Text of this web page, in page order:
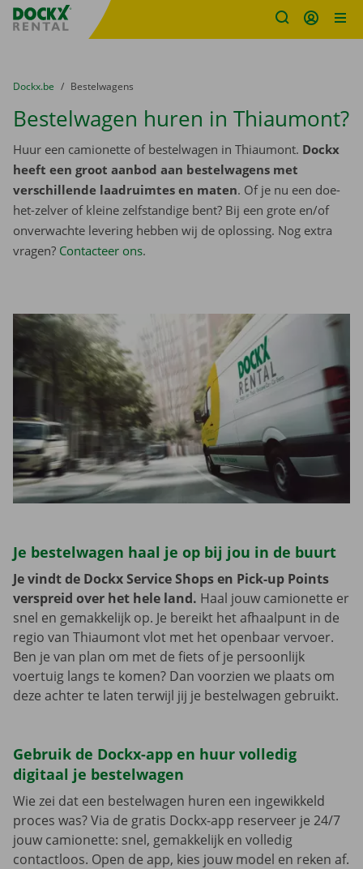
Fratello DEMO
U bevindt zich hier:
van
Dockx.be naar
Bestelwagens
Bestelwagen huren in Thiaumont?
Huur een camionette of bestelwagen in Thiaumont. Dockx
heeft een groot aanbod aan bestelwagens met
verschillende laadruimtes en maten. Of je nu een doe-
het-zelver of kleine zelfstandige bent? Bij een grote en/of
onverwachte levering hebben wij de oplossing. Nog extra
vragen? Contacteer ons.
Je bestelwagen haal je op bij jou in de buurt
Je vindt de Dockx Service Shops en Pick-up Points
verspreid over het hele land. Haal jouw camionette er
snel en gemakkelijk op. Je bereikt het afhaalpunt in de
regio van Thiaumont vlot met het openbaar vervoer.
Ben je van plan om met de fiets of je persoonlijk
voertuig langs te komen? Dan voorzien we plaats om
deze achter te laten terwijl jij je bestelwagen gebruikt.
Gebruik de Dockx-app en huur volledig
digitaal je bestelwagen
Wie zei dat een bestelwagen huren een ingewikkeld
proces was? Via de gratis Dockx-app reserveer je 24/7
jouw camionette: snel, gemakkelijk en volledig
contactloos. Open de app, kies jouw model en reken af.